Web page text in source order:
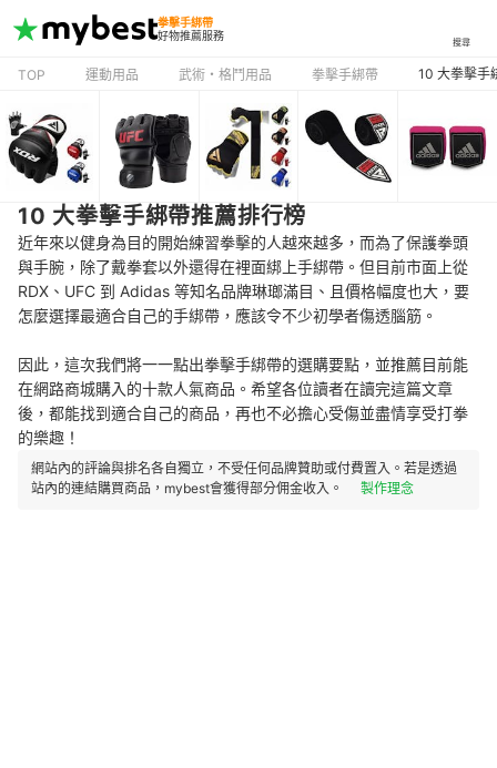
拳擊手綁帶
好物推薦服務
搜尋
TOP 運動用品 武術・格鬥用品 拳擊手綁帶 10 大拳擊手
10 大拳擊手綁帶推薦排行榜
近年來以健身為目的開始練習拳擊的人越來越多，而為了保護拳頭
與手腕，除了戴拳套以外還得在裡面綁上手綁帶。但目前市面上從
RDX、UFC 到 Adidas 等知名品牌琳瑯滿目、且價格幅度也大，要
怎麼選擇最適合自己的手綁帶，應該令不少初學者傷透腦筋。
因此，這次我們將一一點出拳擊手綁帶的選購要點，並推薦目前能
在網路商城購入的十款人氣商品。希望各位讀者在讀完這篇文章
後，都能找到適合自己的商品，再也不必擔心受傷並盡情享受打拳
的樂趣！
網站內的評論與排名各自獨立，不受任何品牌贊助或付費置入。若是透過
站內的連結購買商品，mybest會獲得部分佣金收入。
製作理念